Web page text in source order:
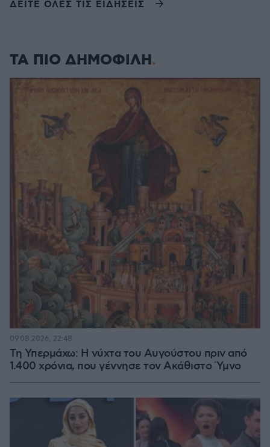
ΔΕΙΤΕ ΟΛΕΣ ΤΙΣ ΕΙΔΗΣΕΙΣ
ΤΑ ΠΙΟ ΔΗΜΟΦΙΛΗ
Τη Υπερμάχω: Η νύχτα του Αυγούστου πριν από
1.400 χρόνια, που γέννησε τον Ακάθιστο Ύμνο
09.08.2026, 22:48